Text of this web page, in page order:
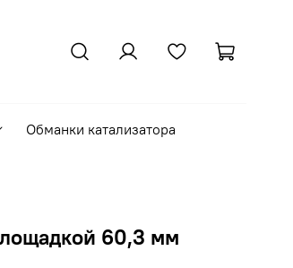
Обманки катализатора
60,3 мм